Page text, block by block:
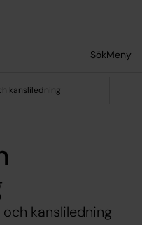
SökMeny
kansliledning
kansliledning